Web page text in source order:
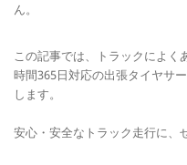
ん。
この記事では、トラックによく
時間365日対応の出張タイヤサ
します。
安心・安全なトラック走行に、